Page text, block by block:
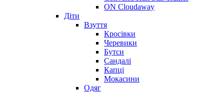
ON Cloudaway
Діти
Взуття
Кросівки
Черевики
Бутси
Сандалі
Капці
Мокасини
Одяг